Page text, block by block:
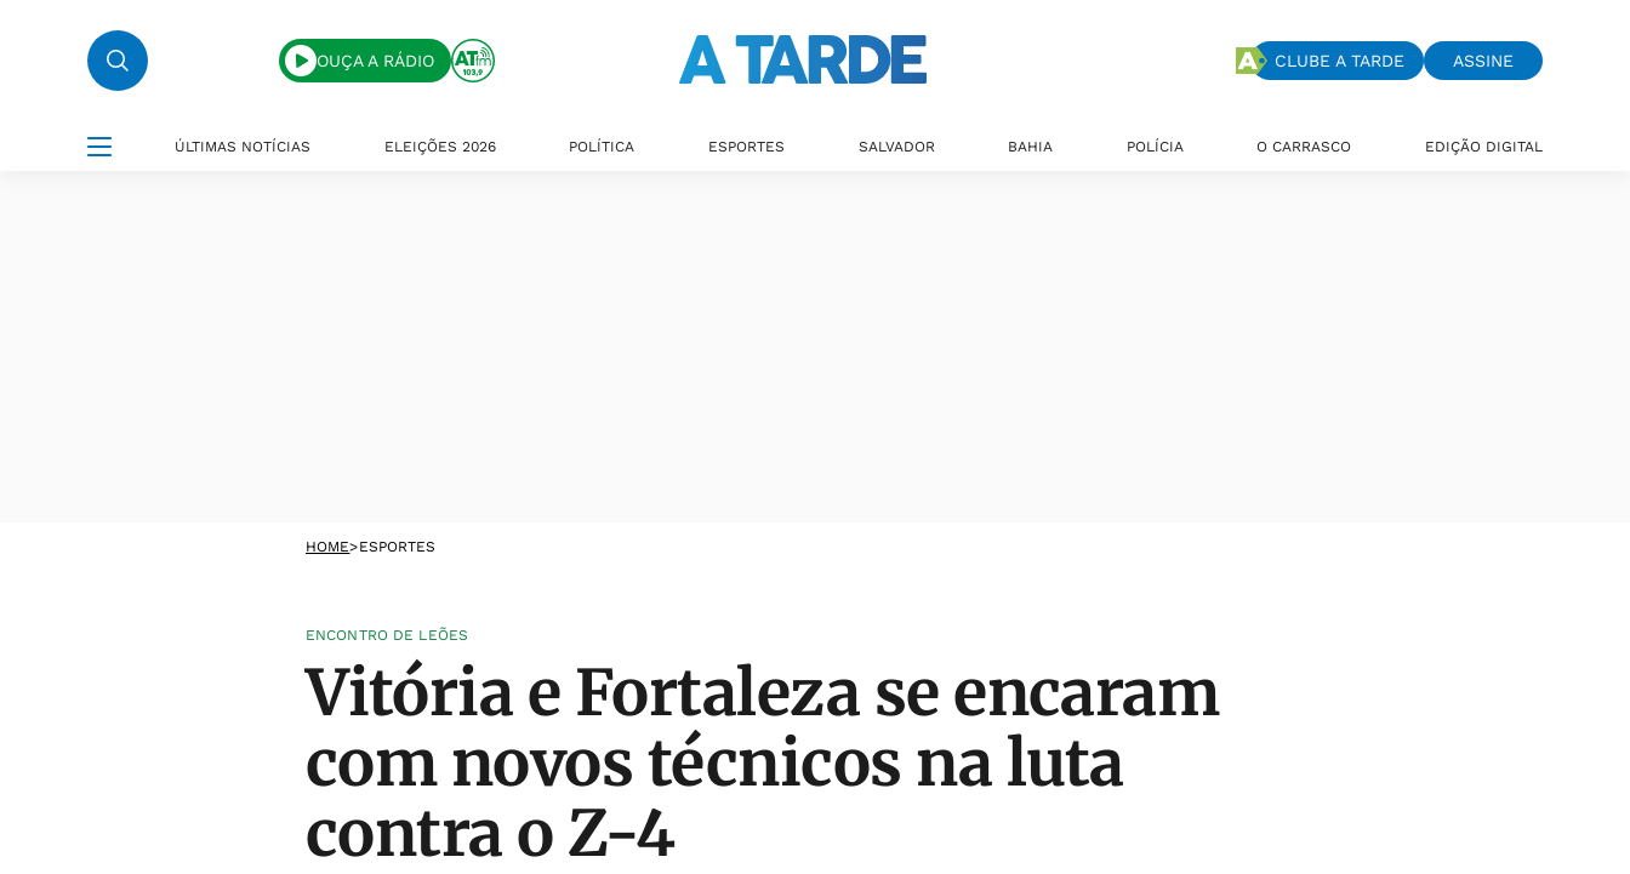
OUÇA A RÁDIO CLUBE A TARDE ASSINE
ÚLTIMAS NOTÍCIAS ELEIÇÕES 2026 POLÍTICA ESPORTES SALVADOR BAHIA POLÍCIA O CARRASCO EDIÇÃO DIGITAL
HOME>ESPORTES
ENCONTRO DE LEÕES
Vitória e Fortaleza se encaram
com novos técnicos na luta
contra o Z-4